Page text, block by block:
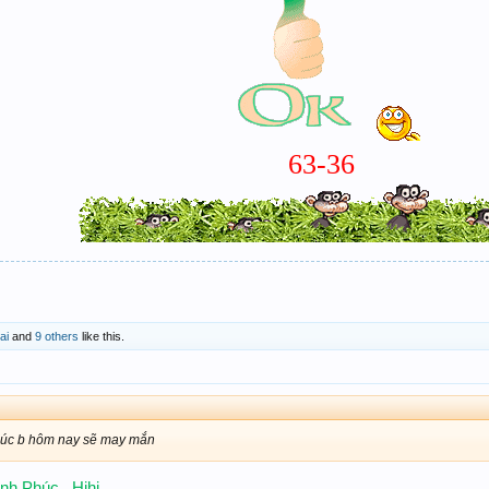
63-36
and 9 others like this.
b hôm nay sẽ may mắn